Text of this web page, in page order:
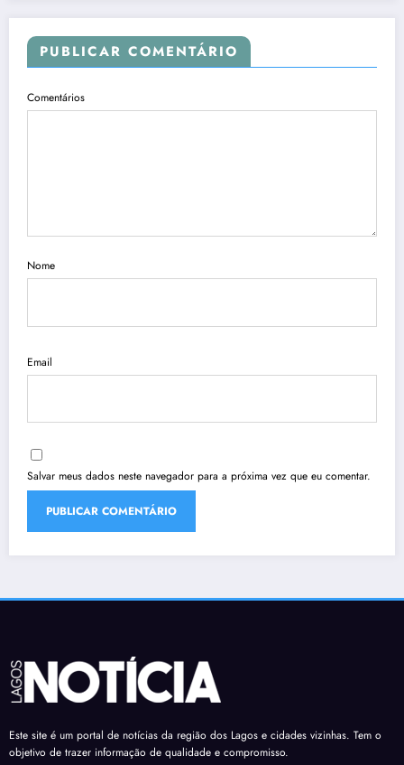
PUBLICAR COMENTÁRIO
Comentários
Nome
Email
Salvar meus dados neste navegador para a próxima vez que eu comentar.
Este site é um portal de notícias da região dos Lagos e cidades vizinhas. Tem o
objetivo de trazer informação de qualidade e compromisso.